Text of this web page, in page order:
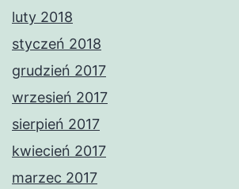
luty 2018
styczeń 2018
grudzień 2017
wrzesień 2017
sierpień 2017
kwiecień 2017
marzec 2017